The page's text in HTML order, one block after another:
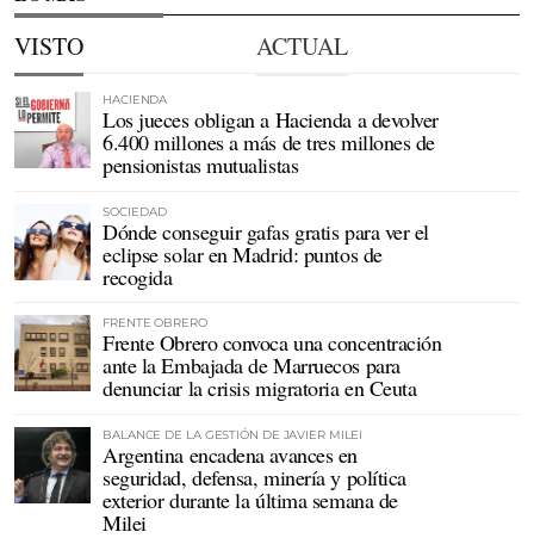
VISTO ACTUAL
HACIENDA
Los jueces obligan a Hacienda a devolver
6.400 millones a más de tres millones de
pensionistas mutualistas
SOCIEDAD
Dónde conseguir gafas gratis para ver el
eclipse solar en Madrid: puntos de
recogida
FRENTE OBRERO
Frente Obrero convoca una concentración
ante la Embajada de Marruecos para
denunciar la crisis migratoria en Ceuta
BALANCE DE LA GESTIÓN DE JAVIER MILEI
Argentina encadena avances en
seguridad, defensa, minería y política
exterior durante la última semana de
Milei